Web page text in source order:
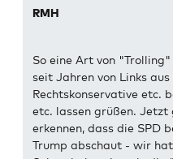
RMH
So eine Art von
seit Jahren von Links
Rechtskonservative etc.
etc. lassen grüßen. Jetzt
erkennen, dass die SPD
Trump abschaut - wir